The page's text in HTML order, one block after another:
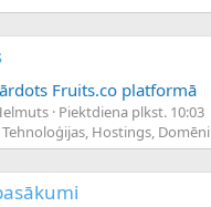
Fruits.co platformā
Piektdiena plkst. 10:03
Tehnoloģijas, Hostings, Domēni